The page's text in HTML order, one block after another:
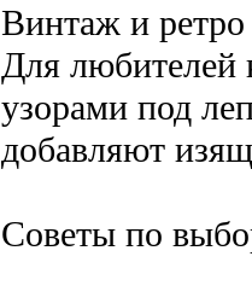
Винтаж и ретро
Для любителей
узорами под
добавляют
Советы по